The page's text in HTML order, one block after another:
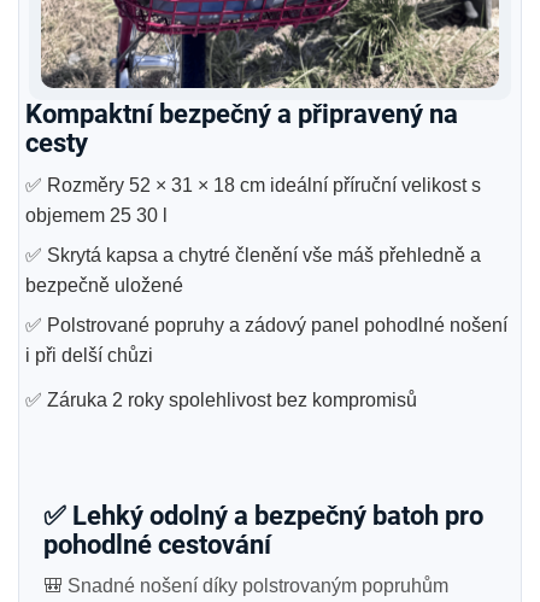
Kompaktní bezpečný a připravený na
cesty
✅ Rozměry 52 × 31 × 18 cm ideální příruční velikost s
objemem 25 30 l
✅ Skrytá kapsa a chytré členění vše máš přehledně a
bezpečně uložené
✅ Polstrované popruhy a zádový panel pohodlné nošení
i při delší chůzi
✅ Záruka 2 roky spolehlivost bez kompromisů
✅ Lehký odolný a bezpečný batoh pro
pohodlné cestování
🎒 Snadné nošení díky polstrovaným popruhům